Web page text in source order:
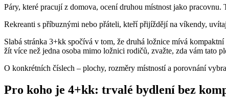
Páry, které pracují z domova, ocení druhou místnost jako
Rekreanti s příbuznými nebo přáteli, kteří přijíždějí na víkendy,
Slabá stránka 3+kk spočívá v tom, že druhá ložnice mívá
žít více než jedna osoba mimo ložnici rodičů, zvažte, zda vám tato
O konkrétních číslech – plochy, rozměry místností a porovnání
Pro koho je 4+kk: trvalé bydlení bez